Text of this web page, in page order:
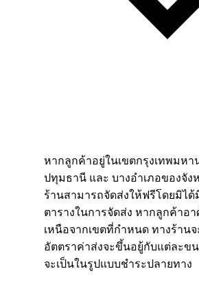
หากลูกค้าอยู่ในเขตกรุงเทพมห
ปทุมธานี และ บางอำเภอของจัง
ร้านสามารถจัดส่งให้ฟรีโดยมิได้
ตารางในการจัดส่ง หากลูกค้าอ
เหนือจากเขตที่กำหนด ทางร้าน
อัตตราค่าส่งจะขึ้นอยู้กับแต่ละข
จะเป็นในรูปแบบชำระปลายทาง